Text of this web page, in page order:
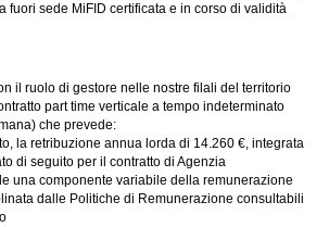
fuori sede MiFID certificata e in corso di validità
il ruolo di gestore nelle nostre filali del territorio
part time verticale a tempo indeterminato
che prevede:
la retribuzione annua lorda di 14.260 €, integrata
di seguito per il contratto di Agenzia
una componente variabile della remunerazione
dalle Politiche di Remunerazione consultabili